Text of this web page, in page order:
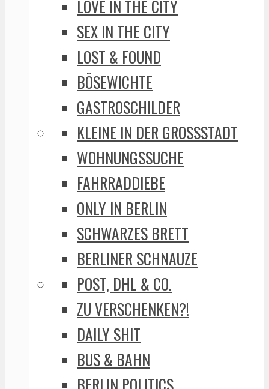
LOVE IN THE CITY
SEX IN THE CITY
LOST & FOUND
BÖSEWICHTE
GASTROSCHILDER
KLEINE IN DER GROSSSTADT
WOHNUNGSSUCHE
FAHRRADDIEBE
ONLY IN BERLIN
SCHWARZES BRETT
BERLINER SCHNAUZE
POST, DHL & CO.
ZU VERSCHENKEN?!
DAILY SHIT
BUS & BAHN
BERLIN POLITICS